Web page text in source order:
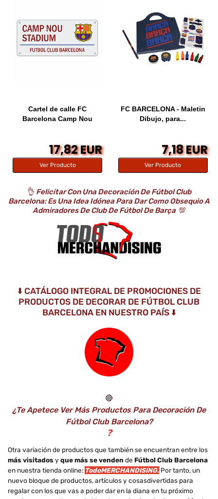
Cartel de calle FC
Barcelona Camp Nou
17,82 EUR
Ver Producto
FC BARCELONA - Maletin
Dibujo, para...
7,18 EUR
Ver Producto
👌 Felicitar Con Una Decoración De Fútbol Club
Barcelona: Es Una Idea Idónea Para Dar Como Obsequio A
Admiradores De Club De Fútbol De Barça 💯
⬇️ CATÁLOGO INTEGRAL DE PROMOCIONES DE
PRODUCTOS DE DECORAR DE FÚTBOL CLUB
BARCELONA EN NUESTRO PAÍS ⬇️
🔴
¿Te Apetece Ver Más Productos Para Decoración De
Fútbol Club Barcelona?
❓
Otra variación de productos que también se encuentran entre los
más visitados y que más se venden de Fútbol Club Barcelona
en nuestra tienda online: TodoMERCHANDISING. Por tanto, un
nuevo bloque de productos, artículos y cosasdivertidas para
regalar con los que vas a poder dar en la diana en tu próximo